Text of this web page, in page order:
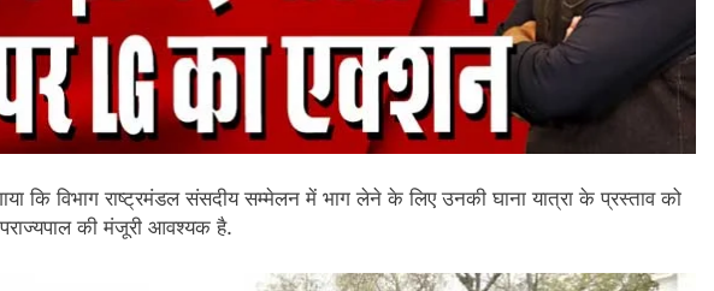
कि विभाग राष्ट्रमंडल संसदीय सम्मेलन में भाग लेने के लिए उनकी घाना यात्रा के प्रस्ताव को
की मंजूरी आवश्यक है.